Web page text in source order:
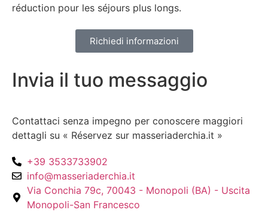
réduction pour les séjours plus longs.
Richiedi informazioni
Invia il tuo messaggio
Contattaci senza impegno per conoscere maggiori
dettagli su « Réservez sur masseriaderchia.it »
+39 3533733902
info@masseriaderchia.it
Via Conchia 79c, 70043 - Monopoli (BA) - Uscita
Monopoli-San Francesco